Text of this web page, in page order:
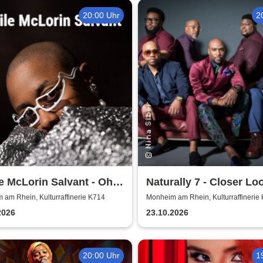
20:00 Uhr
McLorin Salvant - Oh
Germany 2026
am Rhein, Kulturraffinerie K714
Naturally 7 - Closer
Years of Naturally 7
Monheim am Rhein, Kulturraffinerie
23.10.2026
20:00 Uhr